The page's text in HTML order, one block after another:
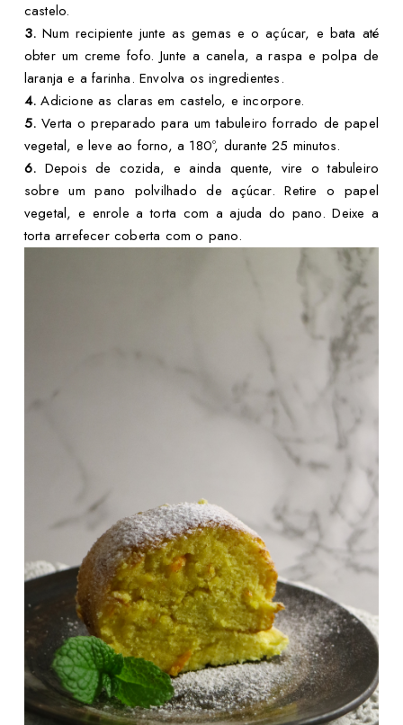
castelo.
3.Num recipiente junte as gemas e o açúcar, e bata até
obter um creme fofo. Junte a canela, a raspa e polpa de
laranja e a farinha. Envolva os ingredientes.
4.Adicione as claras em castelo, e incorpore.
5.Verta o preparado para um tabuleiro forrado de papel
vegetal, e leve ao forno, a 180º, durante 25 minutos.
6. Depois de cozida, e ainda quente, vire o tabuleiro
sobre um pano polvilhado de açúcar. Retire o papel
vegetal, e enrole a torta com a ajuda do pano. Deixe a
torta arrefecer coberta com o pano.